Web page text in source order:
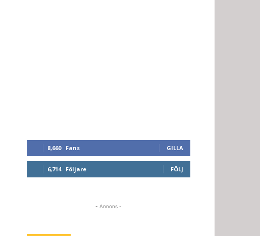
8,660 Fans GILLA
6,714 Följare FÖLJ
- Annons -